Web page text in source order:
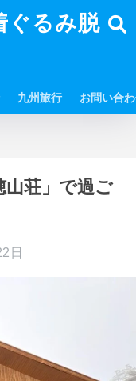
るみ脱
九州旅行 お問い合
山荘」で過ご
日